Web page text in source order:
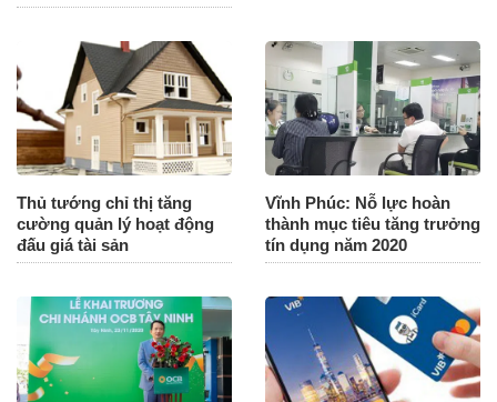
Thủ tướng chỉ thị tăng
cường quản lý hoạt động
đấu giá tài sản
Vĩnh Phúc: Nỗ lực hoàn
thành mục tiêu tăng trưởng
tín dụng năm 2020